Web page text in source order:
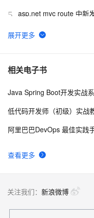
5 asp.net mvc route 中新
6 ASP.NET MVC 3和
7 VS创建MVC出错解决方法
8 通过MVC模式将Web视
相关电子书
查看更多
低代码开发师（初级）实战
阿里巴巴DevOps 最佳实践
关注我们： 新浪微博